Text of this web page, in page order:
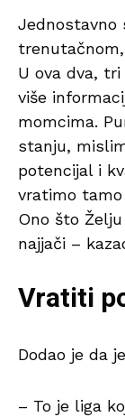
Jednostavno
U ova dva,
više
momcima.
stanju,
potencijal i
vratimo
Ono što
najjači –
Vratiti
Dodao je da
– To je liga